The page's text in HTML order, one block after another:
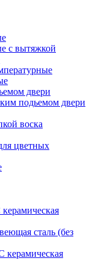
с вытяжкой
двери
подьемом двери
воска
цветных
сталь (без
керамическая